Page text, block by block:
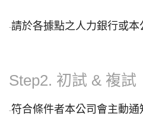
-請於各據點之人力銀行或本
Step2. 初試 & 複試
-符合條件者本公司會主動通